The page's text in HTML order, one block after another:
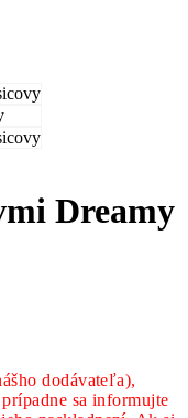
Dreamy
dodávateľa),
sa informujte